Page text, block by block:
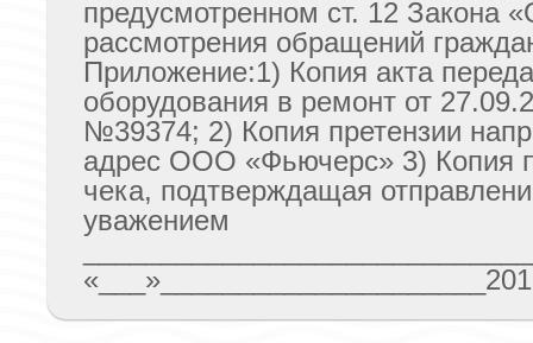
предусмотренном ст. 12 Закона
рассмотрения обращений
Приложение:1) Копия акта
оборудования в ремонт от
№39374; 2) Копия претензии
адрес ООО «Фьючерс» 3) Копия
чека, подтверждащая
уважением